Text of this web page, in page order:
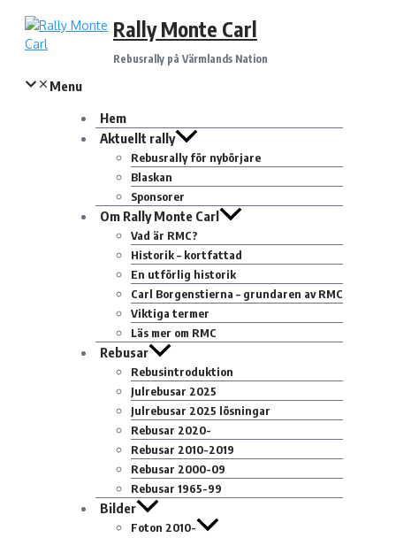
Hoppa
innehåll
Rally Monte Carl
Rebusrally på Värmlands Nation
Menu
Hem
Aktuellt rally
Rebusrally för nybörjare
Blaskan
Sponsorer
Om Rally Monte Carl
Vad är RMC?
Historik – kortfattad
En utförlig historik
Carl Borgenstierna – grundaren av RMC
Viktiga termer
Läs mer om RMC
Rebusar
Rebusintroduktion
Julrebusar 2025
Julrebusar 2025 lösningar
Rebusar 2020-
Rebusar 2010-2019
Rebusar 2000-09
Rebusar 1965-99
Bilder
Foton 2010-